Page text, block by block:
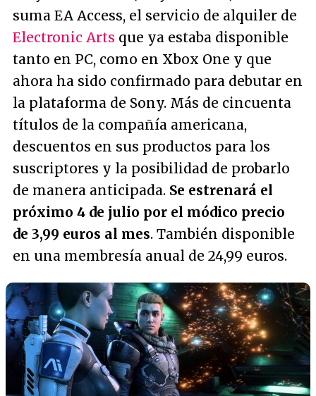
suma EA Access, el servicio de alquiler de
Electronic Arts que ya estaba disponible
tanto en PC, como en Xbox One y que
ahora ha sido confirmado para debutar en
la plataforma de Sony. Más de cincuenta
títulos de la compañía americana,
descuentos en sus productos para los
suscriptores y la posibilidad de probarlo
de manera anticipada. Se estrenará el
próximo 4 de julio por el módico precio
de 3,99 euros al mes. También disponible
en una membresía anual de 24,99 euros.